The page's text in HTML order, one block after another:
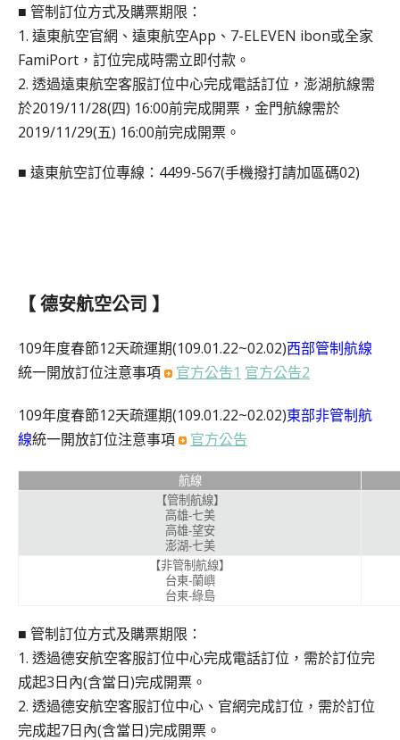
■ 管制訂位方式及購票期限：
1. 遠東航空官網、遠東航空App、7-ELEVEN ibon或全家
FamiPort，訂位完成時需立即付款。
2. 透過遠東航空客服訂位中心完成電話訂位，澎湖航線需
於2019/11/28(四) 16:00前完成開票，金門航線需於
2019/11/29(五) 16:00前完成開票。
■ 遠東航空訂位專線：4499-567(手機撥打請加區碼02)
【 德安航空公司 】
109年度春節12天疏運期(109.01.22~02.02)西部管制航線
統一開放訂位注意事項
官方公吿1 官方公告2
109年度春節12天疏運期(109.01.22~02.02)東部非管制航
線統一開放訂位注意事項 官方公告
航線
【管制航線】
高雄-七美
高雄-望安
澎湖-七美
【非管制航線】
台東-蘭嶼
台東-綠島
■ 管制訂位方式及購票期限：
1. 透過德安航空客服訂位中心完成電話訂位，需於訂位完
成起3日內(含當日)完成開票。
2. 透過德安航空客服訂位中心、官網完成訂位，需於訂位
完成起7日內(含當日)完成開票。